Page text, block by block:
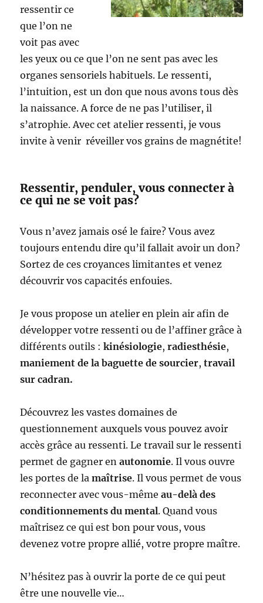
ressentir ce
que l’on ne
voit pas avec
les yeux ou ce que l’on ne sent pas avec les
organes sensoriels habituels. Le ressenti,
l’intuition, est un don que nous avons tous dès
la naissance. A force de ne pas l’utiliser, il
s’atrophie. Avec cet atelier ressenti, je vous
invite à venir réveiller vos grains de magnétite!
Ressentir, penduler, vous connecter à
ce qui ne se voit pas?
Vous n’avez jamais osé le faire? Vous avez
toujours entendu dire qu’il fallait avoir un don?
Sortez de ces croyances limitantes et venez
découvrir vos capacités enfouies.
Je vous propose un atelier en plein air afin de
développer votre ressenti ou de l’affiner grâce à
différents outils :kinésiologie,radiesthésie,
maniement de la baguette de sourcier,travail
sur cadran.
Découvrez les vastes domaines de
questionnement auxquels vous pouvez avoir
accès grâce au ressenti. Le travail sur le ressenti
permet de gagner enautonomie. Il vous ouvre
les portes de lamaîtrise. Il vous permet de vous
reconnecter avec vous-mêmeau-delà des
conditionnements du mental. Quand vous
maîtrisez ce qui est bon pour vous, vous
devenez votre propre allié, votre propre maître.
N’hésitez pas à ouvrir la porte de ce qui peut
être une nouvelle vie…